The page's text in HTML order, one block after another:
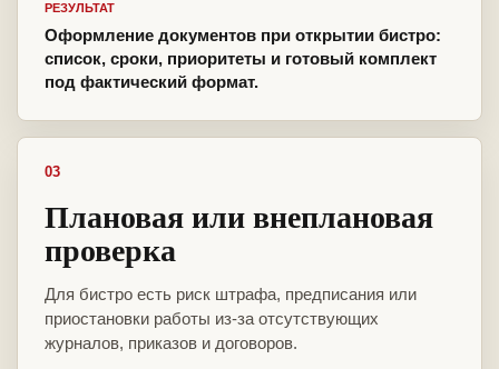
РЕЗУЛЬТАТ
Оформление документов при открытии бистро:
список, сроки, приоритеты и готовый комплект
под фактический формат.
03
Плановая или внеплановая
проверка
Для бистро есть риск штрафа, предписания или
приостановки работы из-за отсутствующих
журналов, приказов и договоров.